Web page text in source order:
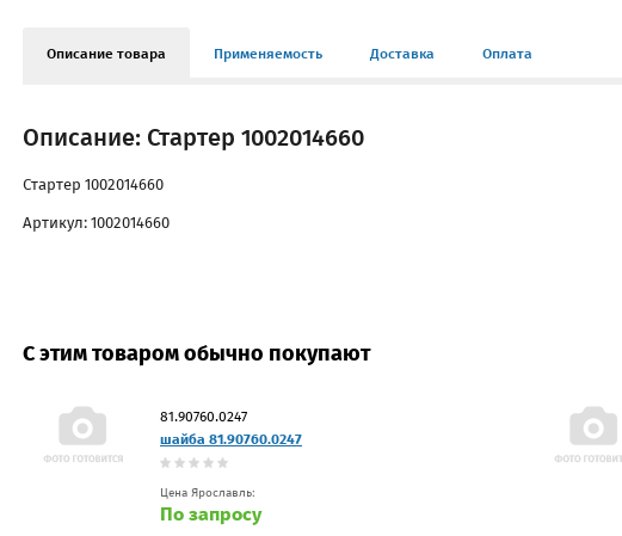
Описание товара Применяемость Доставка Оплата
Описание: Стартер 1002014660
Стартер 1002014660
Артикул: 1002014660
С этим товаром обычно покупают
81.90760.0247
шайба 81.90760.0247
Цена Ярославль:
По запросу